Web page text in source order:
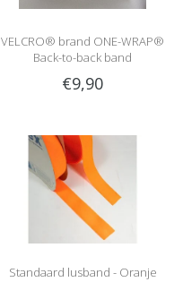
VELCRO® brand ONE-WRAP®
Back-to-back band
€9,90
Standaard lusband - Oranje